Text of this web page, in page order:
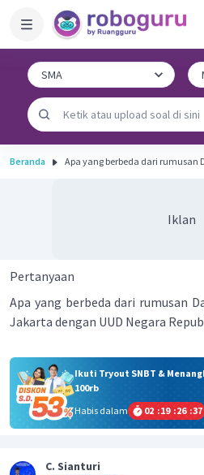
Beranda Apa yang berbeda dari rumusan
Iklan
Pertanyaan
Apa yang berbeda dari rumusan
Jakarta dengan UUD Negara
Ikuti Tryout SNBT &
100rb
Habis dalam
02 :19 :26 :37
C. Sianturi